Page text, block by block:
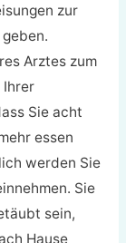
zur
Arztes zum
Ihrer
Sie acht
essen
werden Sie
Sie
sein,
Hause